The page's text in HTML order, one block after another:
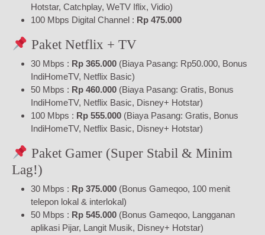
Hotstar, Catchplay, WeTV Iflix, Vidio)
100 Mbps Digital Channel : Rp 475.000
Paket Netflix + TV
30 Mbps : Rp 365.000 (Biaya Pasang: Rp50.000, Bonus
IndiHomeTV, Netflix Basic)
50 Mbps : Rp 460.000 (Biaya Pasang: Gratis, Bonus
IndiHomeTV, Netflix Basic, Disney+ Hotstar)
100 Mbps : Rp 555.000 (Biaya Pasang: Gratis, Bonus
IndiHomeTV, Netflix Basic, Disney+ Hotstar)
Paket Gamer (Super Stabil & Minim
Lag!)
30 Mbps : Rp 375.000 (Bonus Gameqoo, 100 menit
telepon lokal & interlokal)
50 Mbps : Rp 545.000 (Bonus Gameqoo, Langganan
aplikasi Pijar, Langit Musik, Disney+ Hotstar)